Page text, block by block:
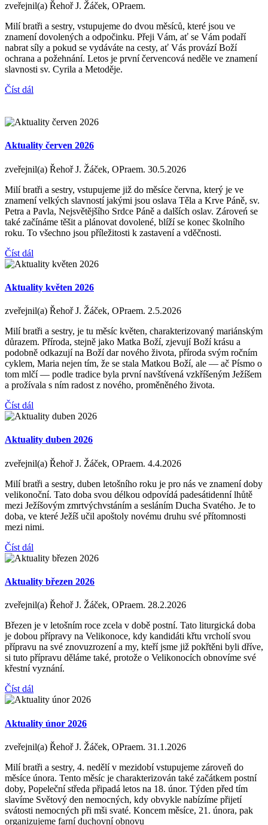
zveřejnil(a) Řehoř J. Žáček, OPraem.
Milí bratři a sestry, vstupujeme do dvou měsíců, které jsou ve
znamení dovolených a odpočinku. Přeji Vám, ať se Vám podaří
nabrat síly a pokud se vydáváte na cesty, ať Vás provází Boží
ochrana a požehnání. Letos je první červencová neděle ve znamení
slavnosti sv. Cyrila a Metoděje.
Číst dál
Aktuality červen 2026
zveřejnil(a) Řehoř J. Žáček, OPraem. 30.5.2026
Milí bratři a sestry, vstupujeme již do měsíce června, který je ve
znamení velkých slavností jakými jsou oslava Těla a Krve Páně, sv.
Petra a Pavla, Nejsvětějšího Srdce Páně a dalších oslav. Zároveń se
také začínáme těšit a plánovat dovolené, blíží se konec školního
roku. To všechno jsou příležitosti k zastavení a vděčnosti.
Číst dál
Aktuality květen 2026
zveřejnil(a) Řehoř J. Žáček, OPraem. 2.5.2026
Milí bratři a sestry, je tu měsíc květen, charakterizovaný mariánským
důrazem. Příroda, stejně jako Matka Boží, zjevují Boží krásu a
podobně odkazují na Boží dar nového života, příroda svým ročním
cyklem, Maria nejen tím, že se stala Matkou Boží, ale — ač Písmo o
tom mlčí — podle tradice byla první navštívená vzkříšeným Ježíšem
a prožívala s ním radost z nového, proměněného života.
Číst dál
Aktuality duben 2026
zveřejnil(a) Řehoř J. Žáček, OPraem. 4.4.2026
Milí bratři a sestry, duben letošního roku je pro nás ve znamení doby
velikonoční. Tato doba svou délkou odpovídá padesátidenní lhůtě
mezi Ježíšovým zmrtvýchvstáním a sesláním Ducha Svatého. Je to
doba, ve které Ježíš učil apoštoly novému druhu své přítomnosti
mezi nimi.
Číst dál
Aktuality březen 2026
zveřejnil(a) Řehoř J. Žáček, OPraem. 28.2.2026
Březen je v letošním roce zcela v době postní. Tato liturgická doba
je dobou přípravy na Velikonoce, kdy kandidáti křtu vrcholí svou
přípravu na své znovuzrození a my, kteří jsme již pokřtěni byli dříve,
si tuto přípravu děláme také, protože o Velikonocích obnovíme své
křestní vyznání.
Číst dál
Aktuality únor 2026
zveřejnil(a) Řehoř J. Žáček, OPraem. 31.1.2026
Milí bratři a sestry, 4. nedělí v mezidobí vstupujeme zároveň do
měsíce února. Tento měsíc je charakterizován také začátkem postní
doby, Popeleční středa připadá letos na 18. únor. Týden před tím
slavíme Světový den nemocných, kdy obvykle nabízíme přijetí
svátosti nemocných při mši svaté. Koncem měsíce, 21. února, pak
organizujeme farní duchovní obnovu